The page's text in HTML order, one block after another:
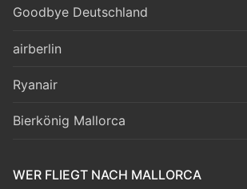
Goodbye Deutschland
airberlin
Ryanair
Bierkönig Mallorca
WER FLIEGT NACH MALLORCA